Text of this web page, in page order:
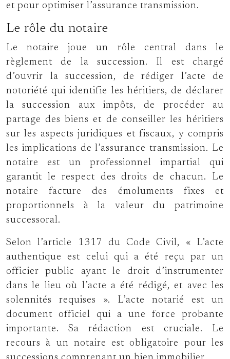
et pour optimiser l’assurance transmission.
Le rôle du notaire
Le notaire joue un rôle central dans le
règlement de la succession. Il est chargé
d’ouvrir la succession, de rédiger l’acte de
notoriété qui identifie les héritiers, de déclarer
la succession aux impôts, de procéder au
partage des biens et de conseiller les héritiers
sur les aspects juridiques et fiscaux, y compris
les implications de l’assurance transmission. Le
notaire est un professionnel impartial qui
garantit le respect des droits de chacun. Le
notaire facture des émoluments fixes et
proportionnels à la valeur du patrimoine
successoral.
Selon l’article 1317 du Code Civil, « L’acte
authentique est celui qui a été reçu par un
officier public ayant le droit d’instrumenter
dans le lieu où l’acte a été rédigé, et avec les
solennités requises ». L’acte notarié est un
document officiel qui a une force probante
importante. Sa rédaction est cruciale. Le
recours à un notaire est obligatoire pour les